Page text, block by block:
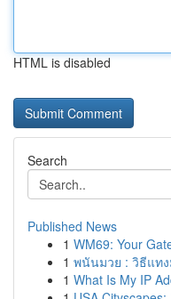
HTML is disabled
Search
Published News
1 WM69: Your
1 พนันมวย : วิธีแท
1 What Is My IP